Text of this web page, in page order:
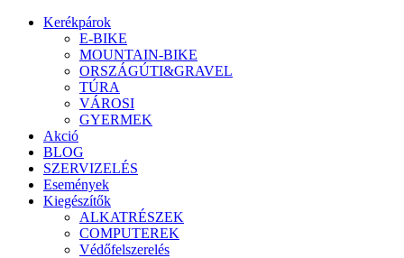
Kerékpárok
E-BIKE
MOUNTAIN-BIKE
ORSZÁGÚTI&GRAVEL
TÚRA
VÁROSI
GYERMEK
Akció
BLOG
SZERVIZELÉS
Események
Kiegészítők
ALKATRÉSZEK
COMPUTEREK
Védőfelszerelés